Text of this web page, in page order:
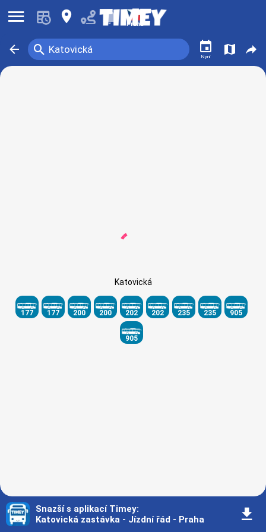
󰍜 󰍎 󰂚 Praha
󰁍 Katovická
󰍉 󰃭
Nyní
󰍍 󰒖
Katovická
177 177 200 200 202 202 235 235 905
905
Snazší s aplikací Timey:
Katovická zastávka - Jízdní řád - Praha
󰇚